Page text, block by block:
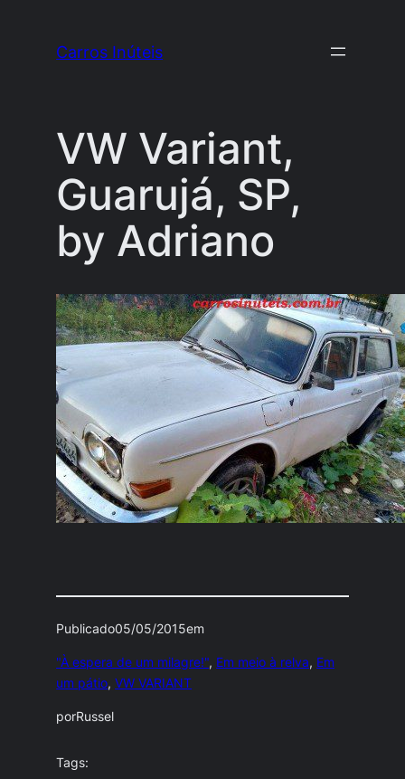
Carros Inúteis
VW Variant,
Guarujá, SP,
by Adriano
Publicado05/05/2015em
"À espera de um milagre!", Em meio à relva, Em
um pátio, VW VARIANT
porRussel
Tags: